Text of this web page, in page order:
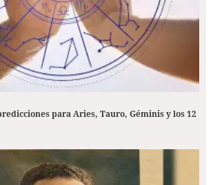
para Aries, Tauro, Géminis y los 12